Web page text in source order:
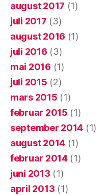
august 2017 (1)
juli 2017 (3)
august 2016 (1)
juli 2016 (3)
mai 2016 (1)
juli 2015 (2)
mars 2015 (1)
februar 2015 (1)
september 2014 (1)
august 2014 (1)
februar 2014(1)
juni 2013 (1)
april 2013 (1)